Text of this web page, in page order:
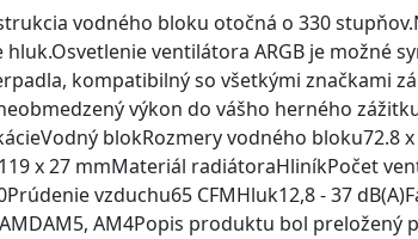
vodného bloku otočná o 330
ventilátora ARGB je možné
kompatibilný so všetkými značkami
výkon do vášho herného
blokRozmery vodného bloku72.8
x 27 mmMateriál radiátoraHliníkPočet
vzduchu65 CFMHluk12,8 - 37
AM4Popis produktu bol